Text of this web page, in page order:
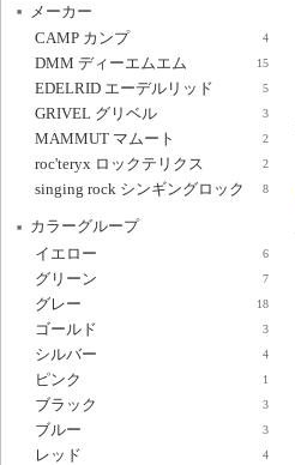
メーカー
CAMP カンプ
4
DMM ディーエムエム 15
EDELRID エーデルリッド 5
GRIVEL グリベル 3
MAMMUT マムート 2
roc'teryx ロックテリクス 2
singing rock シンギングロック 8
カラーグループ
イエロー
6
グリーン 7
グレー 18
ゴールド 3
シルバー 4
ピンク 1
ブラック 3
ブルー 3
レッド 4